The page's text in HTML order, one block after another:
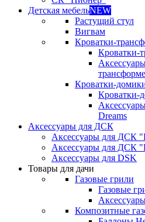
Детская мебельNEW
Растущий стул
Вигвам
Кроватки-
Кроватки-
Кроватки-
Кроватки-
Dreams
Аксессуары для ДСК
Аксессуары для ДСК
Аксессуары для ДСК
Аксессуары для DSK
Товары для дачи
Газовые грили
Газовые
Композитные